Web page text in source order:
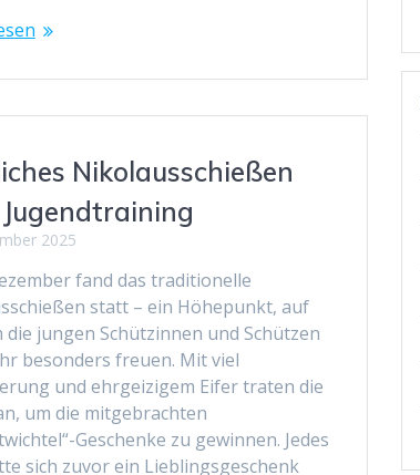
Nikolausschießen
2025
fand das traditionelle
statt – ein Höhepunkt, auf
die jungen Schützinnen und Schützen
besonders freuen. Mit viel
und ehrgeizigem Eifer traten die
um die mitgebrachten
Geschenke zu gewinnen. Jedes
sich zuvor ein Lieblingsgeschenk